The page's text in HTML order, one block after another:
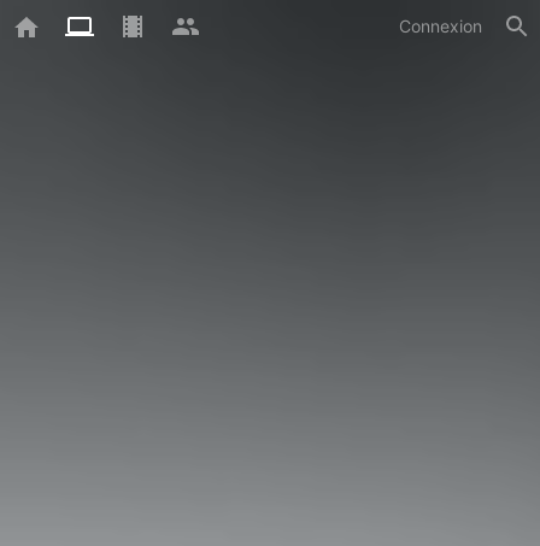
Connexion